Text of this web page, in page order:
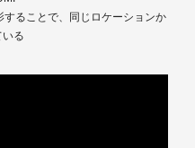
ることで、同じロケーションか
る